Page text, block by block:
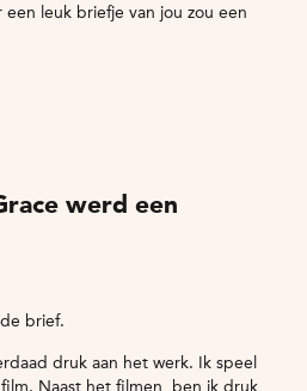
leuk briefje van jou zou een
werd een
brief.
druk aan het werk. Ik speel
Naast het filmen, ben ik druk